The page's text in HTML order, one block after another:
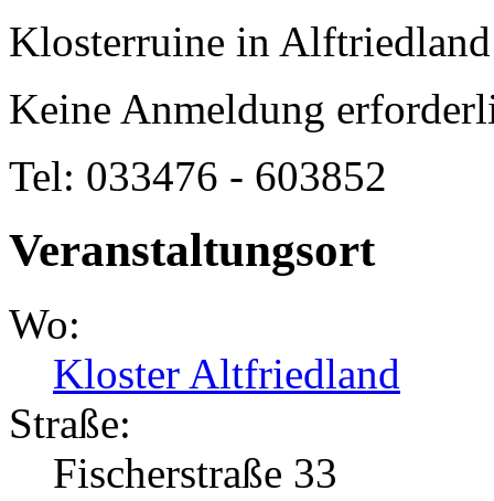
Klosterruine in Alftriedland
Keine Anmeldung
Tel: 033476 - 603852
Veranstaltungsort
Wo:
Kloster Altfriedland
Straße:
Fischerstraße 33